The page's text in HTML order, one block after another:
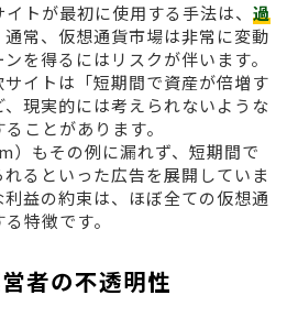
トが最初に使用する手法は、 過
通常、仮想通貨市場は非常に変動
を得るにはリスクが伴います。
イトは「短期間で資産が倍増す
現実的には考えられないような
ことがあります。
もその例に漏れず、短期間で
るといった広告を展開していま
益の約束は、ほぼ全ての仮想通
特徴です。
者の不透明性